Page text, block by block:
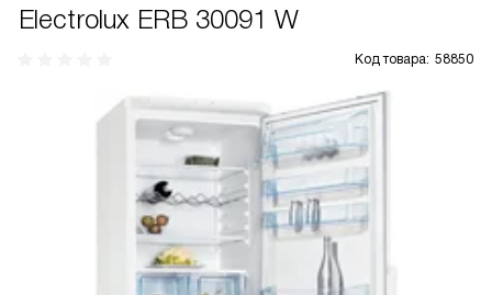
Electrolux ERB 30091 W
Код товара: 58850